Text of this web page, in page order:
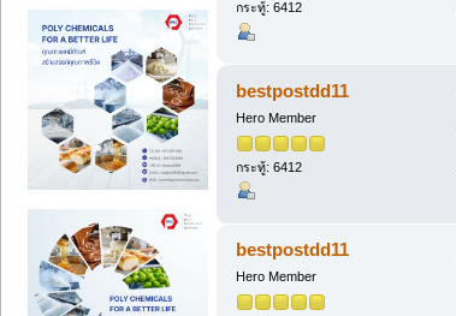
กระทู้: 6412
bestpostdd11
Hero Member
กระทู้: 6412
bestpostdd11
Hero Member